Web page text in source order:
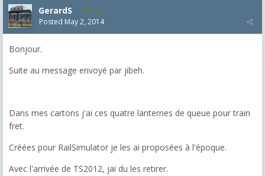
GerardS 548
Posted May 2, 2014
Bonjour.
Suite au message envoyé par jibeh.
Dans mes cartons j'ai ces quatre lanternes de queue pour train
fret.
Créées pour RailSimulator je les ai proposées à l'époque.
Avec l'arrivée de TS2012, jai du les retirer.